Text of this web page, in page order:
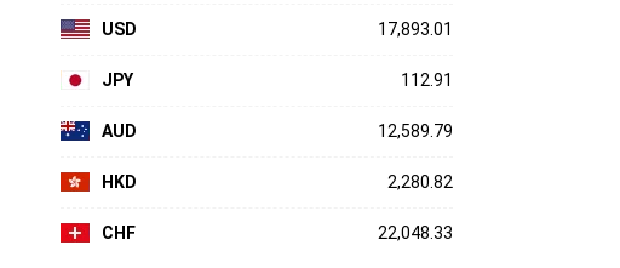
USD 17,893.01
JPY 112.91
AUD 12,589.79
HKD 2,280.82
CHF 22,048.33